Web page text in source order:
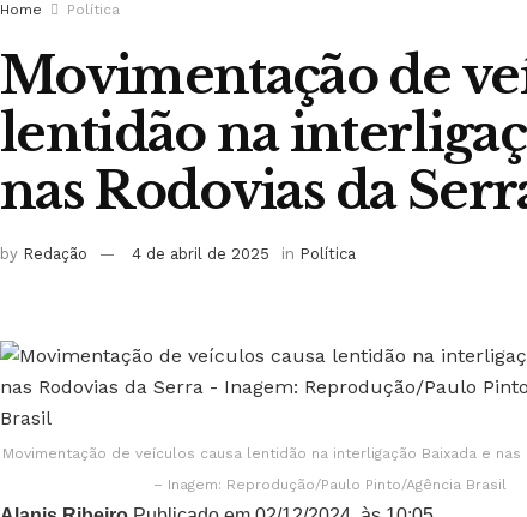
Home Política
Movimentação de
lentidão na
nas Rodovias da
by Redação 4 de abril de 2025 in Política
Movimentação de veículos causa lentidão na interligação Baixada e nas
– Inagem: Reprodução/Paulo Pinto/Agência Brasil